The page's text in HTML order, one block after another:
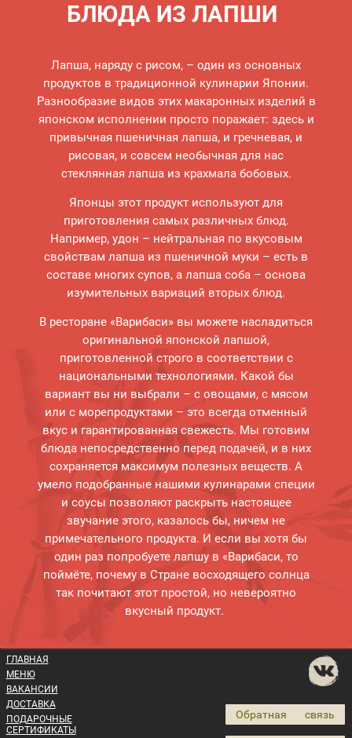
Сашими
Блюда для детей
БЛЮДА ИЗ ЛАПШИ
Лапша, наряду с рисом, – один из основных
продуктов в традиционной кулинарии Японии.
Разнообразие видов этих макаронных изделий в
японском исполнении просто поражает: здесь и
привычная пшеничная лапша, и гречневая, и
рисовая, и совсем необычная для нас
стеклянная лапша из крахмала бобовых.
Японцы этот продукт используют для
приготовления самых различных блюд.
Например, удон – нейтральная по вкусовым
свойствам лапша из пшеничной муки – есть в
составе многих супов, а лапша соба – основа
изумительных вариаций вторых блюд.
В ресторане «Варибаси» вы можете насладиться
оригинальной японской лапшой,
приготовленной строго в соответствии с
национальными технологиями. Какой бы
вариант вы ни выбрали – с овощами, с мясом
или с морепродуктами – это всегда отменный
вкус и гарантированная свежесть. Мы готовим
блюда непосредственно перед подачей, и в них
сохраняется максимум полезных веществ. А
умело подобранные нашими кулинарами специи
и соусы позволяют раскрыть настоящее
звучание этого, казалось бы, ничем не
примечательного продукта. И если вы хотя бы
один раз попробуете лапшу в «Варибаси, то
поймёте, почему в Стране восходящего солнца
так почитают этот простой, но невероятно
вкусный продукт.
ГЛАВНАЯ
МЕНЮ
ВАКАНСИИ
ДОСТАВКА
ПОДАРОЧНЫЕ
СЕРТИФИКАТЫ
Обратная связь